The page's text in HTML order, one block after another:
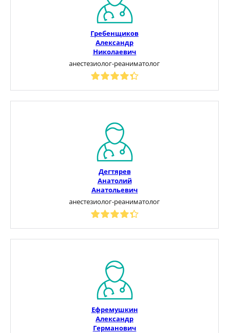
Гребенщиков
Александр
Николаевич
анестезиолог-реаниматолог
Дегтярев
Анатолий
Анатольевич
анестезиолог-реаниматолог
Ефремушкин
Александр
Германович